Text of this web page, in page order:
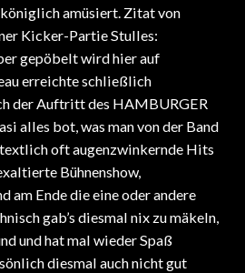
amüsiert. Zitat von
Kicker-Partie Stulles:
gepöbelt wird hier auf
erreichte schließlich
der Auftritt des HAMBURGER
alles bot, was man von der Band
oft augenzwinkernde Hits
Bühnenshow,
am Ende die eine oder andere
gab’s diesmal nix zu mäkeln,
und hat mal wieder Spaß
diesmal auch nicht gut